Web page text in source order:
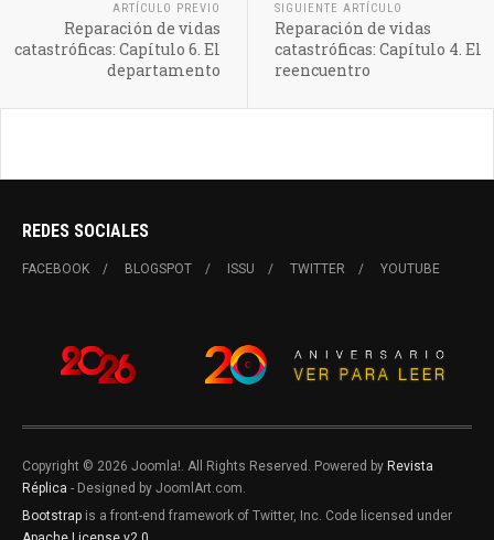
ARTÍCULO PREVIO
Reparación de vidas
catastróficas: Capítulo 6. El
departamento
SIGUIENTE ARTÍCULO
Reparación de vidas
catastróficas: Capítulo 4. El
reencuentro
REDES SOCIALES
FACEBOOK BLOGSPOT ISSU TWITTER YOUTUBE
Copyright © 2026 Joomla!. All Rights Reserved. Powered by Revista
Réplica - Designed by JoomlArt.com.
Bootstrap is a front-end framework of Twitter, Inc. Code licensed under